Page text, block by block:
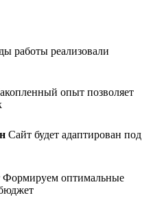
работы реализовали
опыт позволяет
Сайт будет адаптирован под
Формируем оптимальные